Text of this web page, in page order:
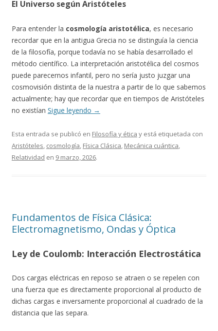
El Universo según Aristóteles
Para entender la cosmología aristotélica, es necesario
recordar que en la antigua Grecia no se distinguía la ciencia
de la filosofía, porque todavía no se había desarrollado el
método científico. La interpretación aristotélica del cosmos
puede parecernos infantil, pero no sería justo juzgar una
cosmovisión distinta de la nuestra a partir de lo que sabemos
actualmente; hay que recordar que en tiempos de Aristóteles
no existían Sigue leyendo →
Esta entrada se publicó en Filosofía y ética y está etiquetada con
Aristóteles, cosmología, Física Clásica, Mecánica cuántica,
Relatividad en 9 marzo, 2026.
Fundamentos de Física Clásica:
Electromagnetismo, Ondas y Óptica
Ley de Coulomb: Interacción Electrostática
Dos cargas eléctricas en reposo se atraen o se repelen con
una fuerza que es directamente proporcional al producto de
dichas cargas e inversamente proporcional al cuadrado de la
distancia que las separa.